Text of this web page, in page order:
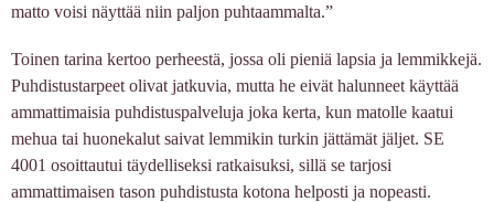
matto voisi näyttää niin paljon puhtaammalta.”
Toinen tarina kertoo perheestä, jossa oli pieniä lapsia ja lemmikkejä.
Puhdistustarpeet olivat jatkuvia, mutta he eivät halunneet käyttää
ammattimaisia puhdistuspalveluja joka kerta, kun matolle kaatui
mehua tai huonekalut saivat lemmikin turkin jättämät jäljet. SE
4001 osoittautui täydelliseksi ratkaisuksi, sillä se tarjosi
ammattimaisen tason puhdistusta kotona helposti ja nopeasti.